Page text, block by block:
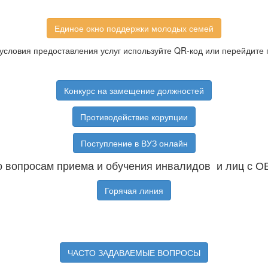
Единое окно поддержки молодых семей
предоставления услуг используйте QR-код или
Конкурс на замещение должностей
Противодействие корупции
Поступление в ВУЗ онлайн
вопросам приема и обучения инвалидов и лиц с
Горячая линия
ЧАСТО ЗАДАВАЕМЫЕ ВОПРОСЫ